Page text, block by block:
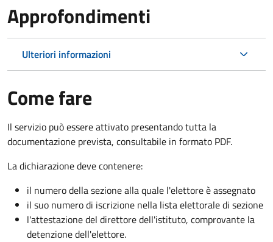
Approfondimenti
Ulteriori informazioni
Come fare
Il servizio può essere attivato presentando tutta la
documentazione prevista, consultabile in formato PDF.
La dichiarazione deve contenere:
il numero della sezione alla quale l'elettore è assegnato
il suo numero di iscrizione nella lista elettorale di sezione
l'attestazione del direttore dell'istituto, comprovante la
detenzione dell'elettore.